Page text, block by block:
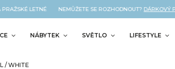
LETNÉ NEMŮŽETE SE ROZHODNOUT?DÁRKOVÝ
NÁBYTEK SVĚTLO LIFESTYLE
/ WHITE